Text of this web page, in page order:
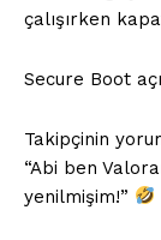
çalışırken
Secure Boot
Takipçinin
“Abi ben
yenilmişim!”